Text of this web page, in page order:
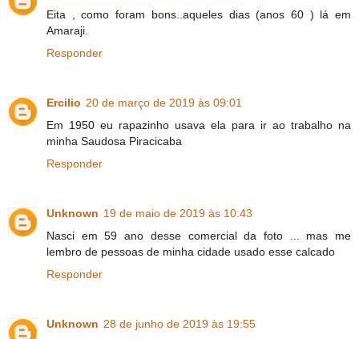
Eita , como foram bons..aqueles dias (anos 60 ) lá em
Amaraji.
Responder
Ercilio 20 de março de 2019 às 09:01
Em 1950 eu rapazinho usava ela para ir ao trabalho na
minha Saudosa Piracicaba
Responder
Unknown 19 de maio de 2019 às 10:43
Nasci em 59 ano desse comercial da foto ... mas me
lembro de pessoas de minha cidade usado esse calcado
Responder
Unknown 28 de junho de 2019 às 19:55